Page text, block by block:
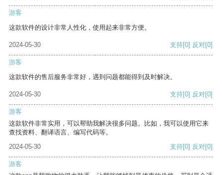
游客
这款软件的设计非常人性化，使用起来非常方便。
2024-05-30 支持[0] 反对[0]
游客
这款软件的售后服务非常好，遇到问题都能得到及时解决。
2024-05-30 支持[0] 反对[0]
游客
这款软件非常实用，可以帮助我解决很多问题。比如，我可以使用它来
查找资料、翻译语言、编写代码等。
2024-05-30
支持[0] 反对[0]
游客